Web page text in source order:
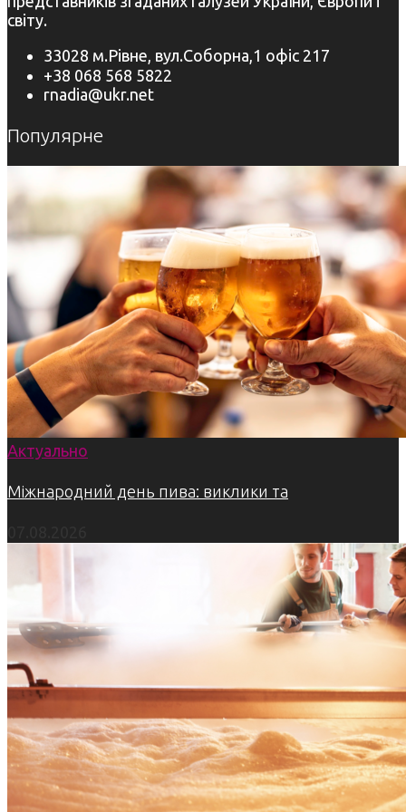
світу.
33028 м.Рівне, вул.Соборна,1 офіс 217
+38 068 568 5822
rnadia@ukr.net
Популярне
Актуально
Міжнародний день пива: виклики та